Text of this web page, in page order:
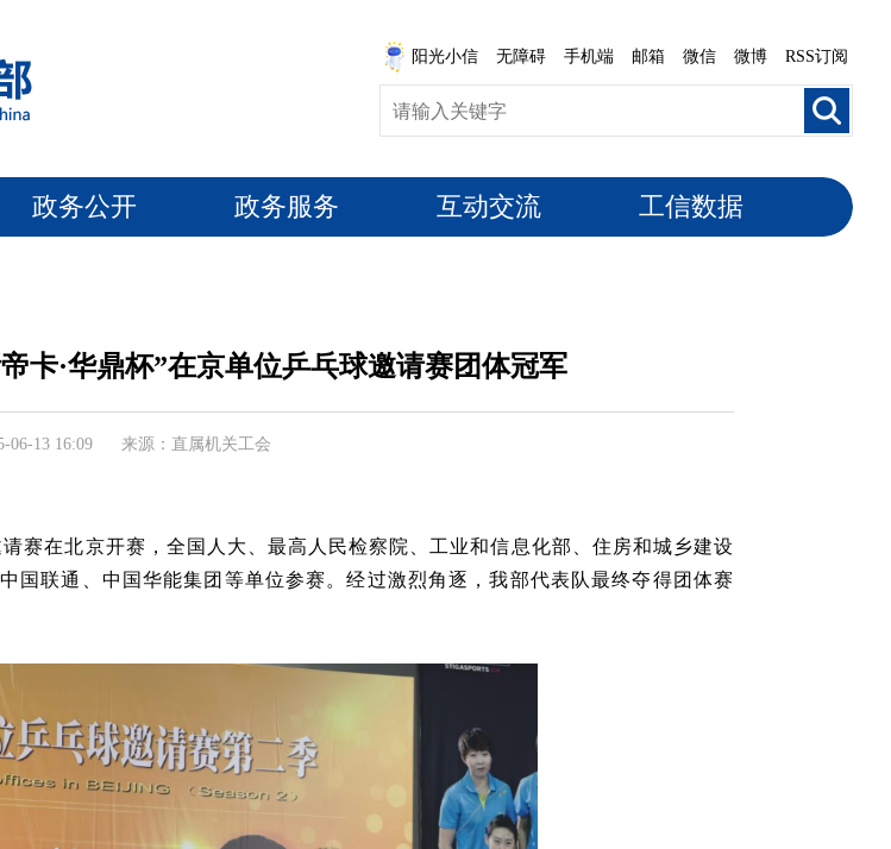
阳光小信 无障碍 手机端 邮箱 微信 微博 RSS订阅
政务公开 政务服务 互动交流 工信数据
卡·华鼎杯”在京单位乒乓球邀请赛团体冠军
06-13 16:09 来源：直属机关工会
赛在北京开赛，全国人大、最高人民检察院、工业和信息化部、住房和城乡建设
国联通、中国华能集团等单位参赛。经过激烈角逐，我部代表队最终夺得团体赛